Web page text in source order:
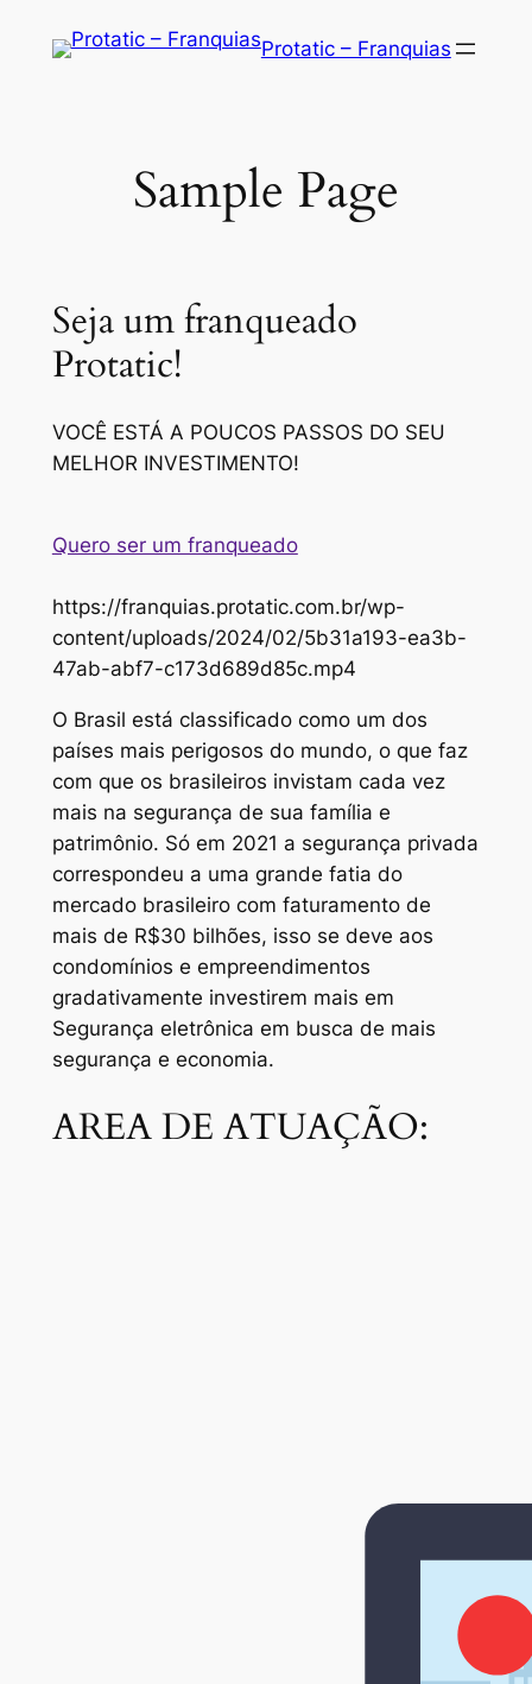
Protatic – Franquias
Sample Page
Seja um franqueado
Protatic!
VOCÊ ESTÁ A POUCOS PASSOS DO SEU
MELHOR INVESTIMENTO!
Quero ser um franqueado
https://franquias.protatic.com.br/wp-
content/uploads/2024/02/5b31a193-ea3b-
47ab-abf7-c173d689d85c.mp4
O Brasil está classificado como um dos
países mais perigosos do mundo, o que faz
com que os brasileiros invistam cada vez
mais na segurança de sua família e
patrimônio. Só em 2021 a segurança privada
correspondeu a uma grande fatia do
mercado brasileiro com faturamento de
mais de R$30 bilhões, isso se deve aos
condomínios e empreendimentos
gradativamente investirem mais em
Segurança eletrônica em busca de mais
segurança e economia.
AREA DE ATUAÇÃO: